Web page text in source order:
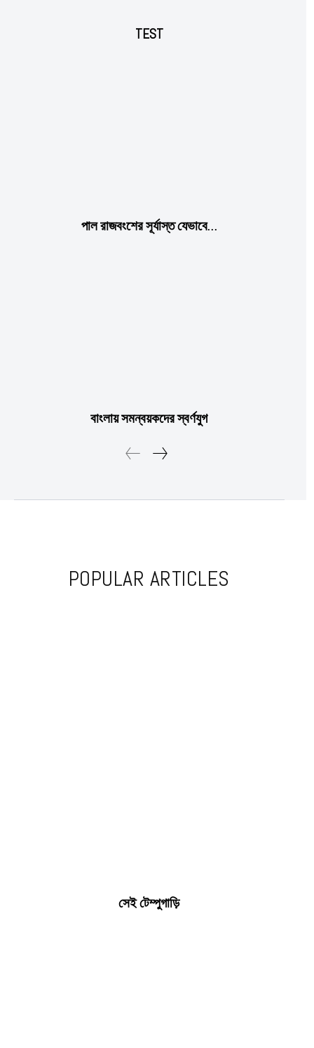
TEST
পাল রাজবংশের সূর্যাস্ত যেভাবে…
বাংলায় সমন্বয়কদের স্বর্ণযুগ
POPULAR ARTICLES
সেই টেম্পুগাড়ি